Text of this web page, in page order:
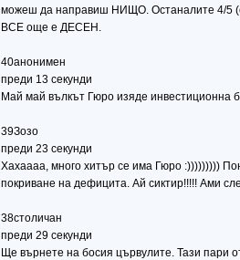
можеш да направиш НИЩО. Останалите 4/5
ВСЕ още е ДЕСЕН.
40анонимен
преди 13 секунди
Май май вълкът Гюро изяде инвестиционна
39Зозо
преди 23 секунди
Хахаааа, много хитър се има Гюро :)))))))))
покриване на дефицита. Ай сиктир!!!!! Ами
38столичан
преди 29 секунди
Ще върнете на босия цървулите. Тази пари